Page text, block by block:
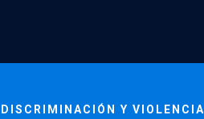
DISCRIMINACIÓN Y VIOLENCIA